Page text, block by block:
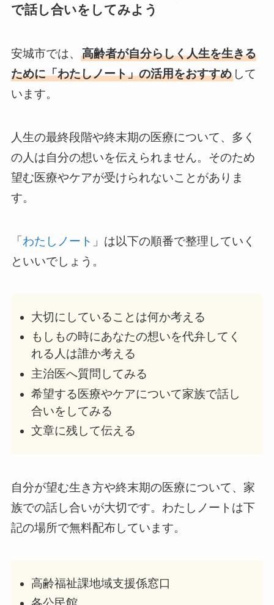
で話し合いをしてみよう
安城市では、 高齢者が自分らしく人生を生きる
ために「わたしノート」の活用をおすすめして
います。
人生の最終段階や終末期の医療について、多く
の人は自分の想いを伝えられません。そのため
望む医療やケアが受けられないことがありま
す。
「わたしノート 」は以下の順番で整理していく
といいでしょう。
大切にしていることは何か考える
もしもの時にあなたの想いを代弁してく
れる人は誰か考える
主治医へ質問してみる
希望する医療やケアについて家族で話し
合いをしてみる
文章に残して伝える
自分が望む生き方や終末期の医療について、家
族での話し合いが大切です。わたしノートは下
記の場所で無料配布しています。
高齢福祉課地域支援係窓口